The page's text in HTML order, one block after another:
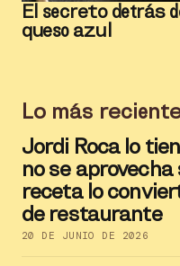
El secreto detrás
queso azul
Lo más
Jordi Roca lo
no se
receta lo
de restaurante
20 DE JUNIO DE 2026